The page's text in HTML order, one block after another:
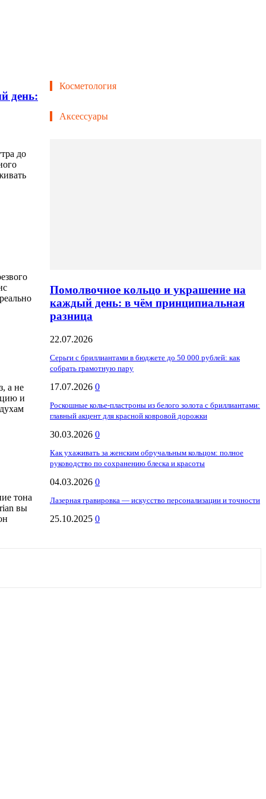
день:
до
Косметология
а не
и
тона
вы
Аксессуары
Помолвочное кольцо и украшение на
каждый день: в чём принципиальная
разница
22.07.2026
Серьги с бриллиантами в бюджете до 50 000 рублей: как
собрать грамотную пару
17.07.2026 0
Роскошные колье-пластроны из белого золота с бриллиантами:
главный акцент для красной ковровой дорожки
30.03.2026 0
Как ухаживать за женским обручальным кольцом: полное
руководство по сохранению блеска и красоты
04.03.2026 0
Лазерная гравировка — искусство персонализации и точности
25.10.2025 0